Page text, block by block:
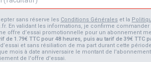
sans réserve les Conditions Générales et la
En validant les informations, je confirme
offre d’essai promotionnelle pour un abonnement
de 1.79€ TTC pour 48 heures, puis au tarif de 39€ TTC
et sans résiliation de ma part durant cette
mois à date anniversaire le montant de
de l'offre d'essai.